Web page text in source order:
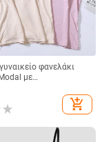
φανελάκι
με
τοπ και λάστιχο
add_shopping_cart